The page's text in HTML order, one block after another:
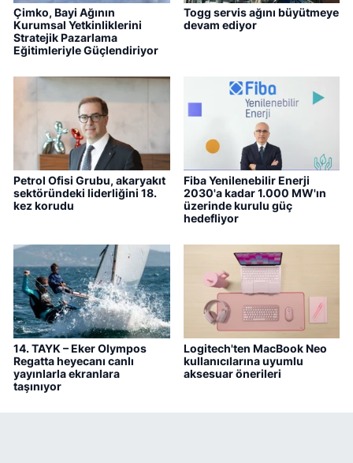
Çimko, Bayi Ağının
Kurumsal Yetkinliklerini
Stratejik Pazarlama
Eğitimleriyle Güçlendiriyor
Togg servis ağını büyütmeye
devam ediyor
Petrol Ofisi Grubu, akaryakıt
sektöründeki liderliğini 18.
kez korudu
Fiba Yenilenebilir Enerji
2030'a kadar 1.000 MW'ın
üzerinde kurulu güç
hedefliyor
14. TAYK – Eker Olympos
Regatta heyecanı canlı
yayınlarla ekranlara
taşınıyor
Logitech'ten MacBook Neo
kullanıcılarına uyumlu
aksesuar önerileri